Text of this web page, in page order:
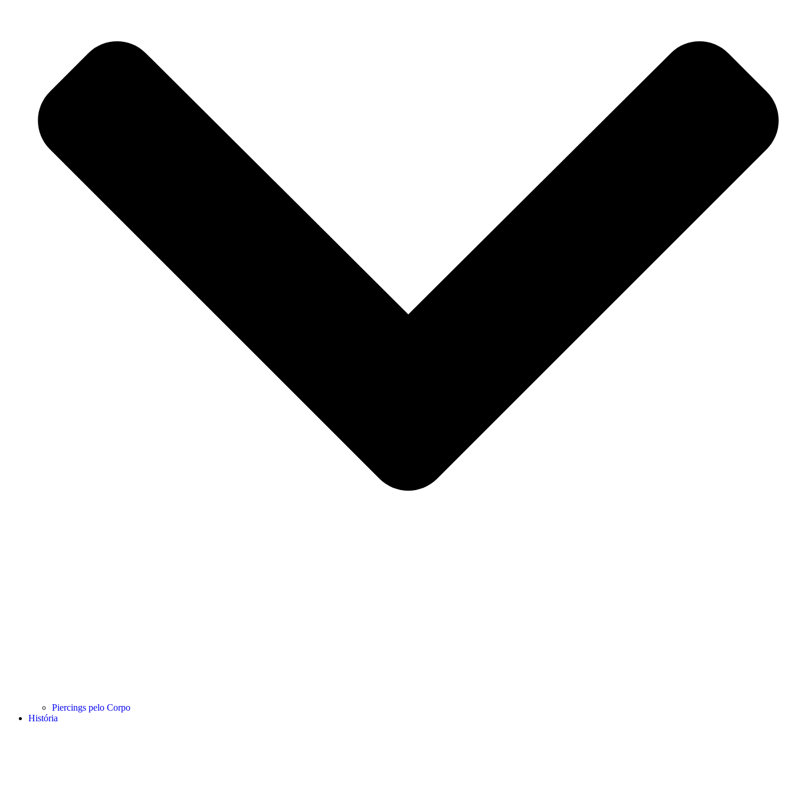
Piercings pelo Corpo
História